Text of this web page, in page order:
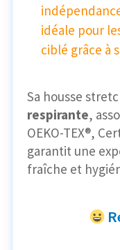
idéale pour
ciblé grâce à
Sa housse
respirante,
OEKO-TEX®,
garantit une
fraîche et